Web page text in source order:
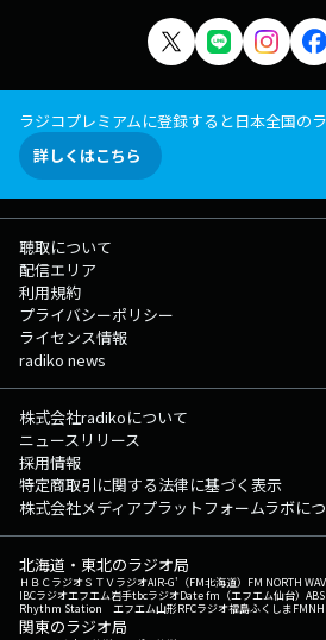
ラジコプレミアムに登録すると日本全国の
詳しくはこちら
聴取について
配信エリア
利用規約
プライバシーポリシー
ライセンス情報
radiko news
株式会社radikoについて
ニュースリリース
採用情報
特定商取引に関する法律に基づく表示
株式会社メディアプラットフォームラボに
北海道・東北のラジオ局
ＨＢＣラジオＳＴＶラジオAIR-G'（FM北海道） FM NORTH
IBCラジオエフエム岩手tbcラジオDate fm（エフエム仙台）
Rhythm Station エフエム山形RFCラジオ福島ふくしまFM
関東のラジオ局